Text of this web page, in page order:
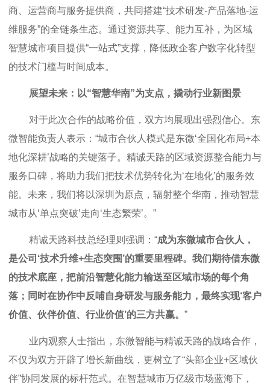
商、运营商与服务提供商，共同搭建“技术研发-产品落地-运
维服务”的全链条生态。通过资源共享、能力互补，为区域
智慧城市项目提供“一站式”支撑，降低政企客户数字化转型
的技术门槛与时间成本。
展望未来：以“智慧华南”为支点，撬动行业新图景
对于此次合作的战略价值，双方均展现出强烈信心。东
微智能负责人表示：“城市合伙人模式是东微‘全国化布局+本
地化深耕’战略的关键落子。精诚天路的区域资源整合能力与
服务口碑，将助力我们把技术优势转化为‘在地化’的服务效
能。未来，我们将以深圳为原点，辐射整个华南，推动智慧
城市从‘单点突破’走向‘生态繁荣’。”
精诚天路科技总经理则强调：“成为东微城市合伙人，
是公司‘技术升维+生态突围’的重要里程碑。我们期待借东微
的技术底座，把前沿智慧化能力输送至区域市场的每个角
落；同时在协作中反哺自身研发与服务能力，最终实现‘客户
价值、伙伴价值、行业价值’的三方共赢。 ”
业内观察人士指出，东微智能与精诚天路的战略合作，
不仅为双方开辟了增长新曲线，更树立了“头部企业+区域伙
伴”协同发展的标杆范式。在智慧城市万亿级市场蓝海下，